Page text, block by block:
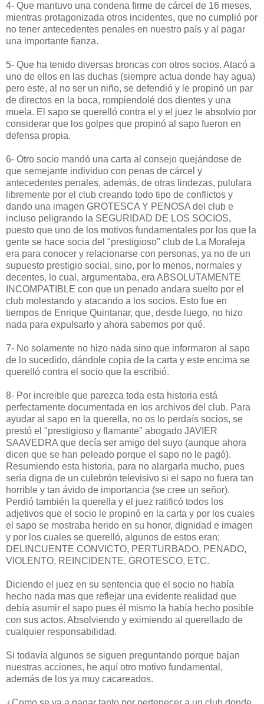
4- Que mantuvo una condena firme de cárcel de 16 meses,
mientras protagonizada otros incidentes, que no cumplió por
no tener antecedentes penales en nuestro país y al pagar
una importante fianza.
5- Que ha tenido diversas broncas con otros socios. Atacó a
uno de ellos en las duchas (siempre actua donde hay agua)
pero este, al no ser un niño, se defendió y le propinó un par
de directos en la boca, rompiendolé dos dientes y una
muela. El sapo se querelló contra el y el juez le absolvio por
considerar que los golpes que propinó al sapo fueron en
defensa propia.
6- Otro socio mandó una carta al consejo quejándose de
que semejante individuo con penas de cárcel y
antecedentes penales, además, de otras lindezas, pululara
libremente por el club creando todo tipo de conflictos y
dando una imagen GROTESCA Y PENOSA del club e
incluso peligrando la SEGURIDAD DE LOS SOCIOS,
puesto que uno de los motivos fundamentales por los que la
gente se hace socia del "prestigioso" club de La Moraleja
era para conocer y relacionarse con personas, ya no de un
supuesto prestigio social, sino, por lo menos, normales y
decentes, lo cual, argumentaba, era ABSOLUTAMENTE
INCOMPATIBLE con que un penado andara suelto por el
club molestando y atacando a los socios. Esto fue en
tiempos de Enrique Quintanar, que, desde luego, no hizo
nada para expulsarlo y ahora sabemos por qué.
7- No solamente no hizo nada sino que informaron al sapo
de lo sucedido, dándole copia de la carta y este encima se
querelló contra el socio que la escribió.
8- Por increible que parezca toda esta historia está
perfectamente documentada en los archivos del club. Para
ayudar al sapo en la querella, no os lo perdaís socios, se
prestó el "prestigioso y flamante" abogado JAVIER
SAAVEDRA que decía ser amigo del suyo (aunque ahora
dicen que se han peleado porque el sapo no le pagó).
Resumiendo esta historia, para no alargarla mucho, pues
sería digna de un culebrón televisivo si el sapo no fuera tan
horrible y tan ávido de importancia (se cree un señor).
Perdió también la querella y el juez ratificó todos los
adjetivos que el socio le propinó en la carta y por los cuales
el sapo se mostraba herido en su honor, dignidad e imagen
y por los cuales se querelló, algunos de estos eran;
DELINCUENTE CONVICTO, PERTURBADO, PENADO,
VIOLENTO, REINCIDENTE, GROTESCO, ETC.
Diciendo el juez en su sentencia que el socio no había
hecho nada mas que reflejar una evidente realidad que
debía asumir el sapo pues él mismo la había hecho posible
con sus actos. Absolviendo y eximiendo al querellado de
cualquier responsabilidad.
Si todavía algunos se siguen preguntando porque bajan
nuestras acciones, he aquí otro motivo fundamental,
además de los ya muy cacareados.